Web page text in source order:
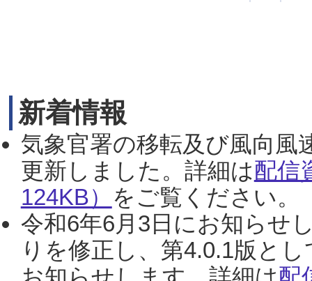
新着情報
気象官署の移転及び風向風
更新しました。詳細は配信
124KB） をご覧ください。
令和6年6月3日にお知らせ
りを修正し、第4.0.1版と